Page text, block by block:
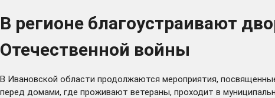
В регионе благоустраивают
Отечественной войны
В Ивановской области продолжаются мероприятия,
перед домами, где проживают ветераны, проходит в